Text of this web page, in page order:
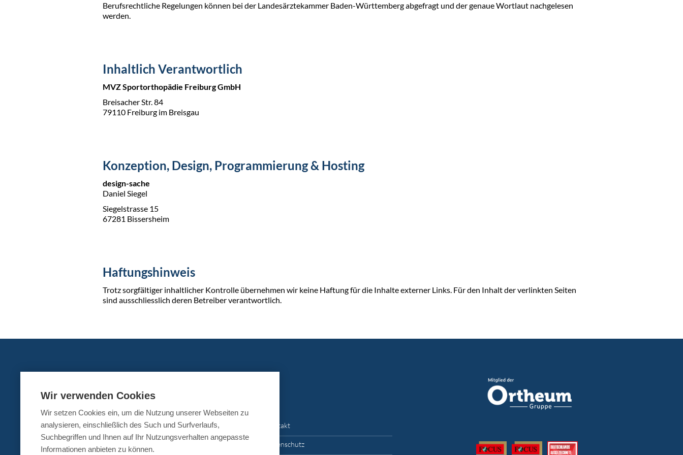
Berufsrechtliche Regelungen können bei der Landesärztekammer Baden-Württemberg abgefragt und der genaue Wortlaut nachgelesen
werden.
Inhaltlich Verantwortlich
MVZ Sportorthopädie Freiburg GmbH
Breisacher Str. 84
79110 Freiburg im Breisgau
Konzeption, Design, Programmierung & Hosting
design-sache
Daniel Siegel
Siegelstrasse 15
67281 Bissersheim
Haftungshinweis
Trotz sorgfältiger inhaltlicher Kontrolle übernehmen wir keine Haftung für die Inhalte externer Links. Für den Inhalt der verlinkten Seiten
sind ausschliesslich deren Betreiber verantwortlich.
Knie Kontakt
Datenschutz
Wir verwenden Cookies
Wir setzen Cookies ein, um die Nutzung unserer Webseiten zu
analysieren, einschließlich des Such und Surfverlaufs,
Suchbegriffen und Ihnen auf Ihr Nutzungsverhalten angepasste
Informationen anbieten zu können.